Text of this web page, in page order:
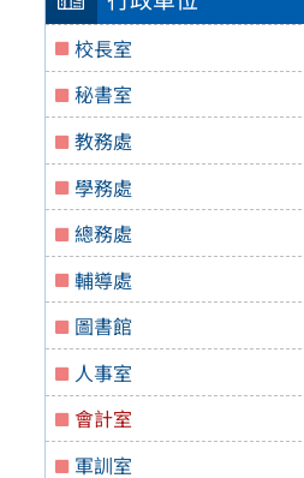
校長室
秘書室
教務處
學務處
總務處
輔導處
圖書館
人事室
會計室
軍訓室